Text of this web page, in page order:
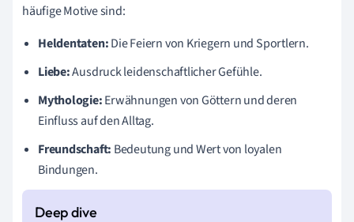
häufige Motive sind:
Heldentaten:Die Feiern von Kriegern und Sportlern.
Liebe:Ausdruck leidenschaftlicher Gefühle.
Mythologie:Erwähnungen von Göttern und deren
Einfluss auf den Alltag.
Freundschaft: Bedeutung und Wert von loyalen
Bindungen.